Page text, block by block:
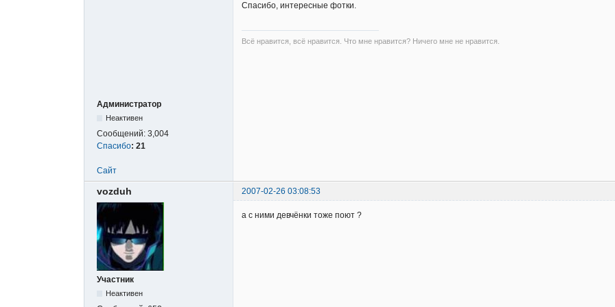
Администратор
Неактивен
Сообщений: 3,004
Спасибо: 21
Спасибо, интересные фотки.
Всё нравится, всё нравится. Что мне нравится? Ничего мне не нравится.
Сайт
vozduh 2007-02-26 03:08:53
Участник
Неактивен
а с ними девчёнки тоже поют ?